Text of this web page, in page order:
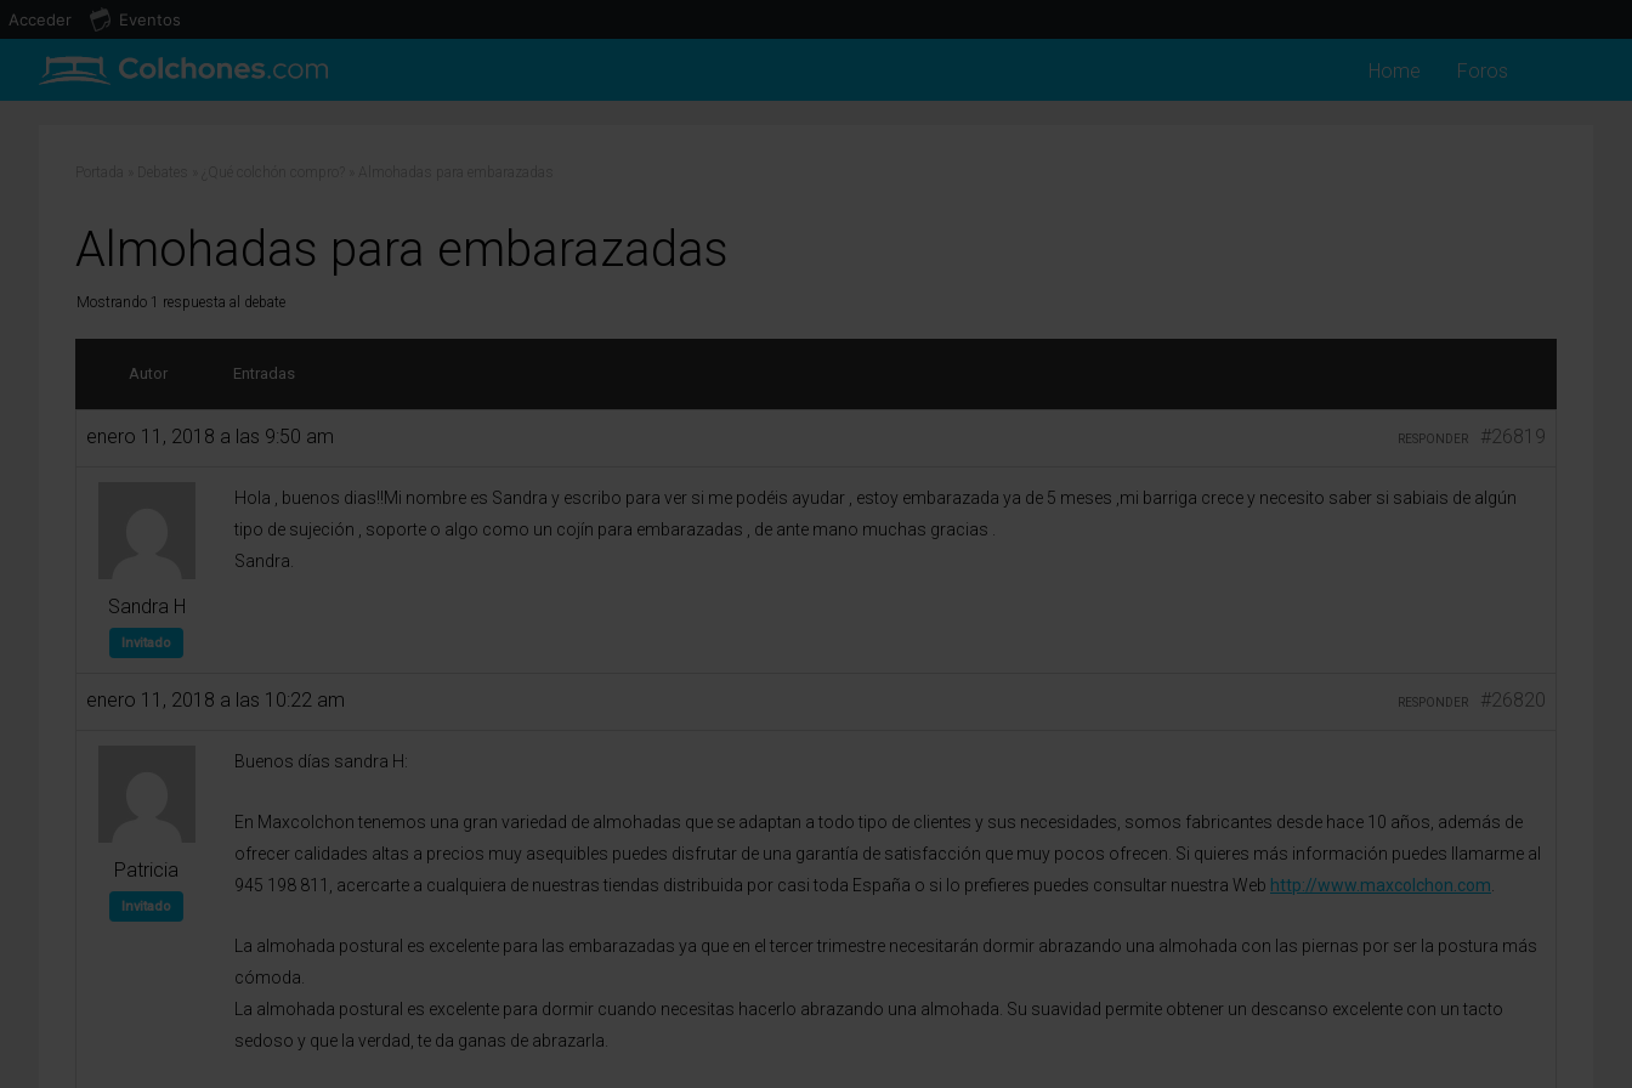
Home Foros
Almohadas para embarazadas
Mostrando 1 respuesta al debate
Autor Entradas
enero 11, 2018 a las 9:50 am #26819
RESPONDER
Sandra H
Invitado
Hola , buenos dias!!Mi nombre es Sandra y escribo para ver si me podéis ayudar , estoy embarazada ya de 5 meses ,mi barriga crece y necesito saber si sabiais de algún
tipo de sujeción , soporte o algo como un cojín para embarazadas , de ante mano muchas gracias .
Sandra.
enero 11, 2018 a las 10:22 am #26820
RESPONDER
Patricia
Invitado
Buenos días sandra H:
En Maxcolchon tenemos una gran variedad de almohadas que se adaptan a todo tipo de clientes y sus necesidades, somos fabricantes desde hace 10 años, además de
ofrecer calidades altas a precios muy asequibles puedes disfrutar de una garantía de satisfacción que muy pocos ofrecen. Si quieres más información puedes llamarme al
945 198 811, acercarte a cualquiera de nuestras tiendas distribuida por casi toda España o si lo prefieres puedes consultar nuestra Web http://www.maxcolchon.com
La almohada postural es excelente para las embarazadas ya que en el tercer trimestre necesitarán dormir abrazando una almohada con las piernas por ser la postura más
cómoda.
La almohada postural es excelente para dormir cuando necesitas hacerlo abrazando una almohada. Su suavidad permite obtener un descanso excelente con un tacto
sedoso y que la verdad, te da ganas de abrazarla.
Acceder Eventos